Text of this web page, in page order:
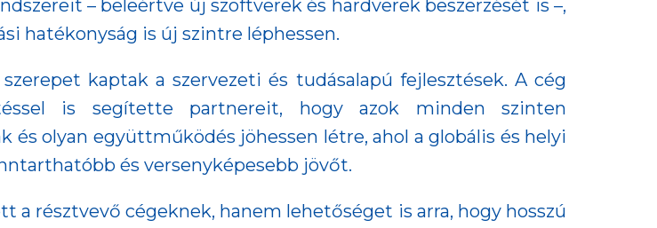
– beleértve új szoftverek és hardverek beszerzését is –,
hatékonyság is új szintre léphessen.
kaptak a szervezeti és tudásalapú fejlesztések. A cég
is segítette partnereit, hogy azok minden szinten
és olyan együttműködés jöhessen létre, ahol a globális és helyi
és versenyképesebb jövőt.
a résztvevő cégeknek, hanem lehetőséget is arra, hogy hosszú